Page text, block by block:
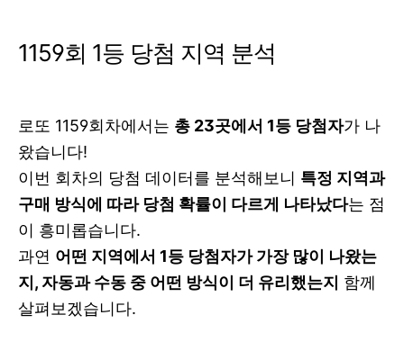
1159회 1등 당첨 지역 분석
로또 1159회차에서는 총 23곳에서 1등 당첨자가 나
왔습니다!
이번 회차의 당첨 데이터를 분석해보니 특정 지역과
구매 방식에 따라 당첨 확률이 다르게 나타났다는 점
이 흥미롭습니다.
과연 어떤 지역에서 1등 당첨자가 가장 많이 나왔는
지, 자동과 수동 중 어떤 방식이 더 유리했는지 함께
살펴보겠습니다.